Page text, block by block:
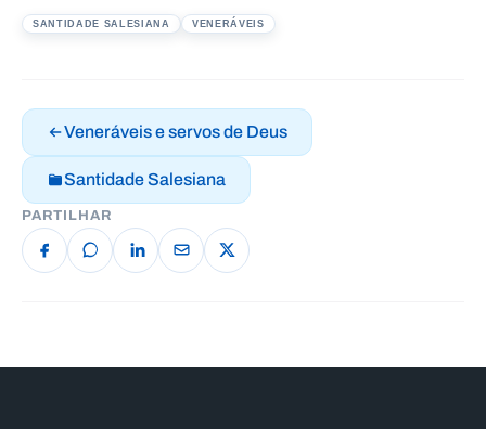
SANTIDADE SALESIANA VENERÁVEIS
Veneráveis e servos de Deus
Santidade Salesiana
PARTILHAR